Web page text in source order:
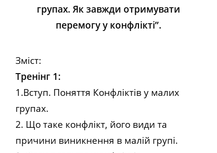
групах. Як завжди отримувати
перемогу у конфлікті”.
Зміст:
Тренінг 1:
1.Вступ. Поняття Конфліктів у малих
групах.
2. Що таке конфлікт, його види та
причини виникнення в малій групі.